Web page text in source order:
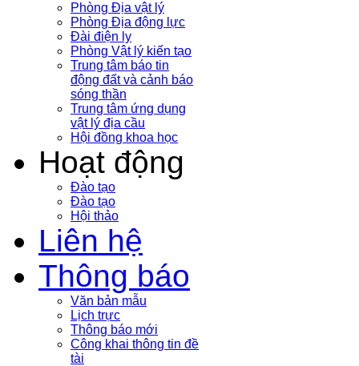
Phòng Địa vật lý
Phòng Địa động lực
Đài điện ly
Phòng Vật lý kiến tạo
Trung tâm báo tin
động đất và cảnh báo
sóng thần
Trung tâm ứng dụng
vật lý địa cầu
Hội đồng khoa học
Hoạt động
Đào tạo
Đào tạo
Hội thảo
Liên hệ
Thông báo
Văn bản mẫu
Lịch trực
Thông báo mới
Công khai thông tin đề
tài